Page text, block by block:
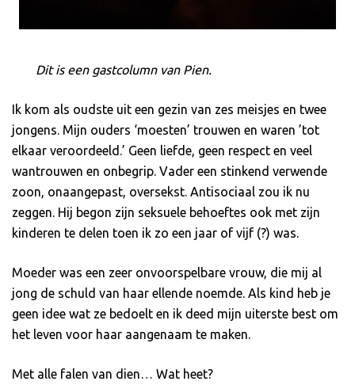
Dit is een gastcolumn van Pien.
Ik kom als oudste uit een gezin van zes meisjes en twee
jongens. Mijn ouders ‘moesten’ trouwen en waren ’tot
elkaar veroordeeld.’ Geen liefde, geen respect en veel
wantrouwen en onbegrip. Vader een stinkend verwende
zoon, onaangepast, oversekst. Antisociaal zou ik nu
zeggen. Hij begon zijn seksuele behoeftes ook met zijn
kinderen te delen toen ik zo een jaar of vijf (?) was.
Moeder was een zeer onvoorspelbare vrouw, die mij al
jong de schuld van haar ellende noemde. Als kind heb je
geen idee wat ze bedoelt en ik deed mijn uiterste best om
het leven voor haar aangenaam te maken.
Met alle falen van dien… Wat heet?